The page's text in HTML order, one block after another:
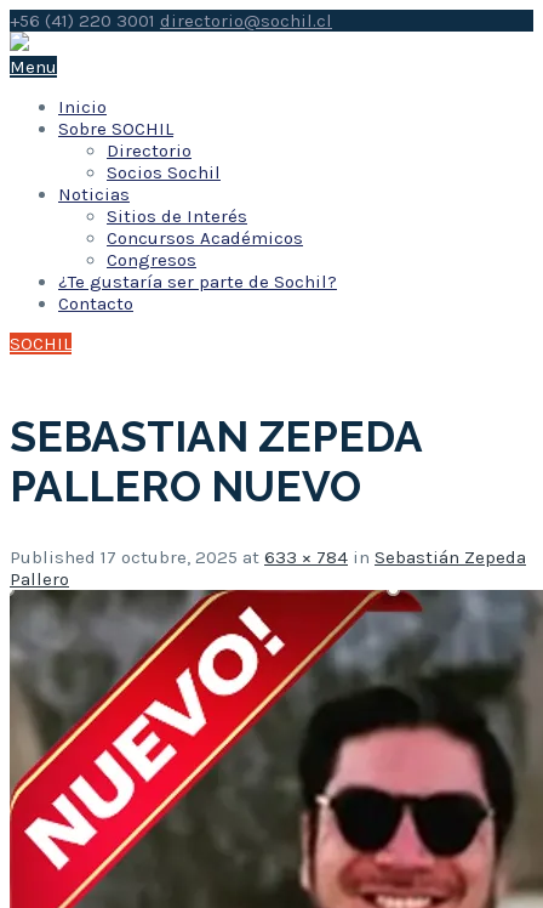
+56 (41) 220 3001 directorio@sochil.cl
Menu
Inicio
Sobre SOCHIL
Directorio
Socios Sochil
Noticias
Sitios de Interés
Concursos Académicos
Congresos
¿Te gustaría ser parte de Sochil?
Contacto
SOCHIL
SEBASTIAN ZEPEDA
PALLERO NUEVO
Published 17 octubre, 2025 at 633 × 784 in Sebastián Zepeda
Pallero